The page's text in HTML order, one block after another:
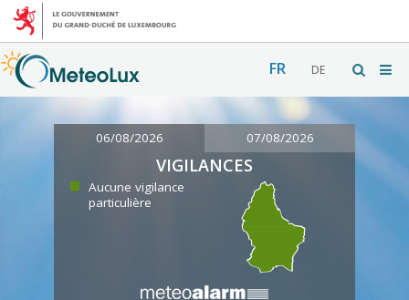
FR DE
06/08/2026 07/08/2026
VIGILANCES
Aucune vigilance
particulière